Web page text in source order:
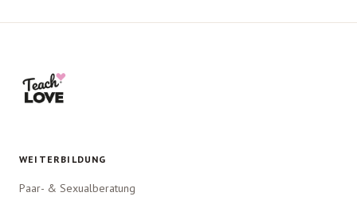
WEITERBILDUNG
Paar- & Sexualberatung